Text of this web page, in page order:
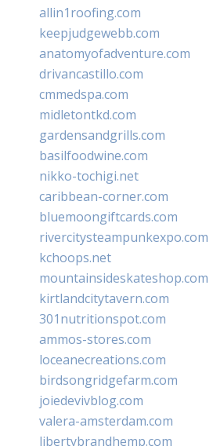
allin1roofing.com
keepjudgewebb.com
anatomyofadventure.com
drivancastillo.com
cmmedspa.com
midletontkd.com
gardensandgrills.com
basilfoodwine.com
nikko-tochigi.net
caribbean-corner.com
bluemoongiftcards.com
rivercitysteampunkexpo.com
kchoops.net
mountainsideskateshop.com
kirtlandcitytavern.com
301nutritionspot.com
ammos-stores.com
loceanecreations.com
birdsongridgefarm.com
joiedevivblog.com
valera-amsterdam.com
libertybrandhemp.com